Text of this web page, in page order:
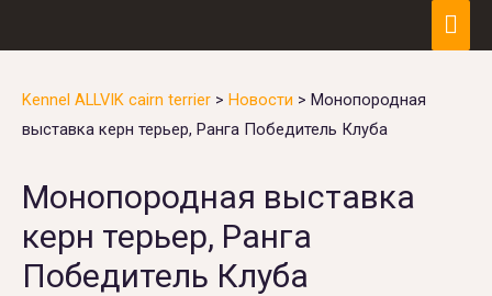
Kennel ALLVIK cairn terrier > Новости > Монопородная
выставка керн терьер, Ранга Победитель Клуба
Монопородная выставка
керн терьер, Ранга
Победитель Клуба